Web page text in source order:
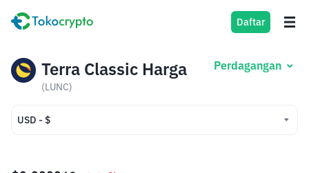
Daftar
Terra Classic Harga
(LUNC)
Perdagangan
USD - $